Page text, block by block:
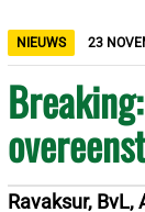
NIEUWS 23
Ravaksur, BvL,